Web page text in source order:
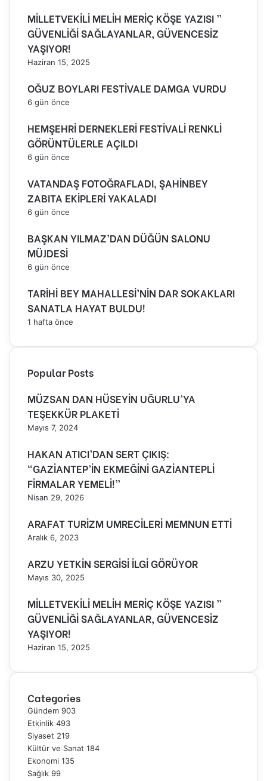
MİLLETVEKİLİ MELİH MERİÇ KÖŞE YAZISI ”
GÜVENLİĞİ SAĞLAYANLAR, GÜVENCESİZ
YAŞIYOR!
Haziran 15, 2025
OĞUZ BOYLARI FESTİVALE DAMGA VURDU
6 gün önce
HEMŞEHRİ DERNEKLERİ FESTİVALİ RENKLİ
GÖRÜNTÜLERLE AÇILDI
6 gün önce
VATANDAŞ FOTOĞRAFLADI, ŞAHİNBEY
ZABITA EKİPLERİ YAKALADI
6 gün önce
BAŞKAN YILMAZ’DAN DÜĞÜN SALONU
MÜJDESİ
6 gün önce
TARİHİ BEY MAHALLESİ’NİN DAR SOKAKLARI
SANATLA HAYAT BULDU!
1 hafta önce
Popular Posts
MÜZSAN DAN HÜSEYİN UĞURLU’YA
TEŞEKKÜR PLAKETİ
Mayıs 7, 2024
HAKAN ATICI’DAN SERT ÇIKIŞ:
“GAZİANTEP’İN EKMEĞİNİ GAZİANTEPLİ
FİRMALAR YEMELİ!”
Nisan 29, 2026
ARAFAT TURİZM UMRECİLERİ MEMNUN ETTİ
Aralık 6, 2023
ARZU YETKİN SERGİSİ İLGİ GÖRÜYOR
Mayıs 30, 2025
MİLLETVEKİLİ MELİH MERİÇ KÖŞE YAZISI ”
GÜVENLİĞİ SAĞLAYANLAR, GÜVENCESİZ
YAŞIYOR!
Haziran 15, 2025
Categories
Gündem 903
Etkinlik 493
Siyaset 219
Kültür ve Sanat 184
Ekonomi 135
Sağlık 99